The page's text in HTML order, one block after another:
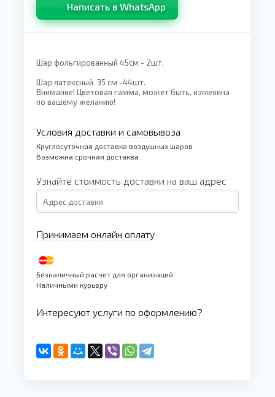
Написать в WhatsApp
Шар фольгированный 45см - 2шт.
Шар латексный 35 см -44шт.
Внимание! Цветовая гамма, может быть, изменина
по вашему желанию!
Условия доставки и самовывоза
Круглосуточная доставка воздушных шаров
Возможна срочная достаква
Узнайте стоимость доставки на ваш адрес
Принимаем онлайн оплату
Безналичный расчет для организаций
Наличными курьеру
Интересуют услуги по оформлению?